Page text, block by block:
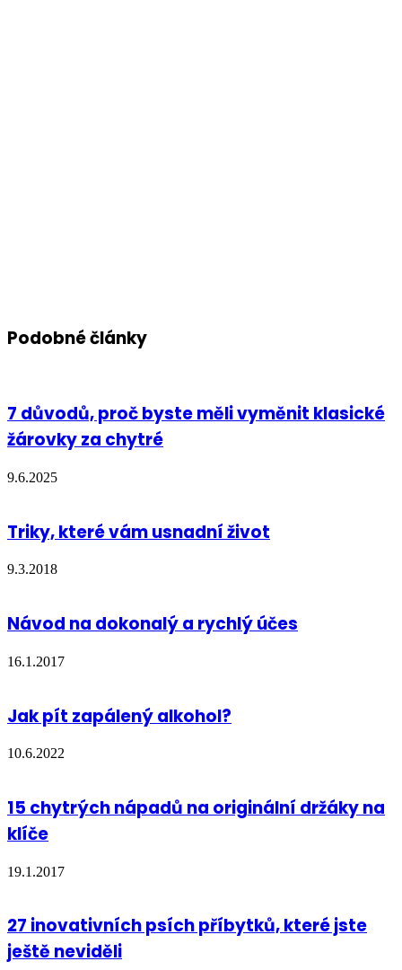
Podobné články
7 důvodů, proč byste měli vyměnit klasické
žárovky za chytré
9.6.2025
Triky, které vám usnadní život
9.3.2018
Návod na dokonalý a rychlý účes
16.1.2017
Jak pít zapálený alkohol?
10.6.2022
15 chytrých nápadů na originální držáky na
klíče
19.1.2017
27 inovativních psích příbytků, které jste
ještě neviděli